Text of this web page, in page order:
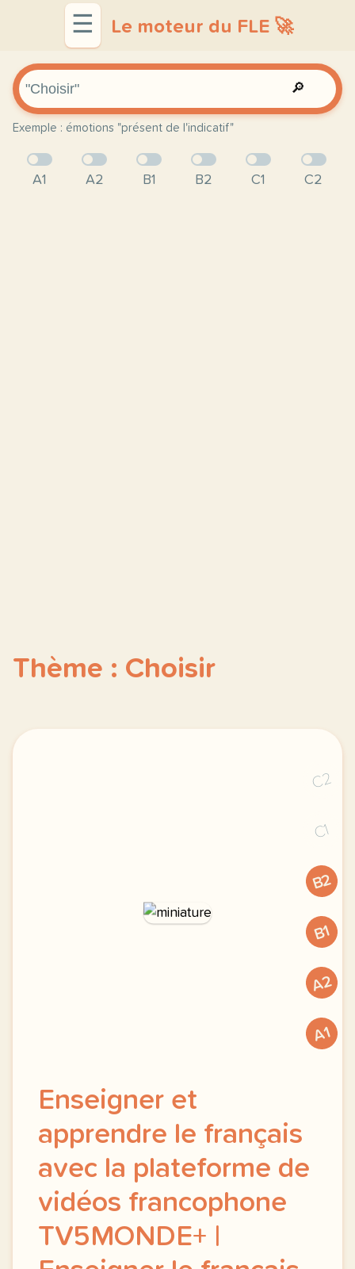
☰ Le moteur du FLE 🚀
🔎
Exemple : émotions "présent de l'indicatif"
A1 A2 B1 B2 C1 C2
Thème : Choisir
C2
C1
B2
B1
A2
A1
Enseigner et
apprendre le français
avec la plateforme de
vidéos francophone
TV5MONDE+ |